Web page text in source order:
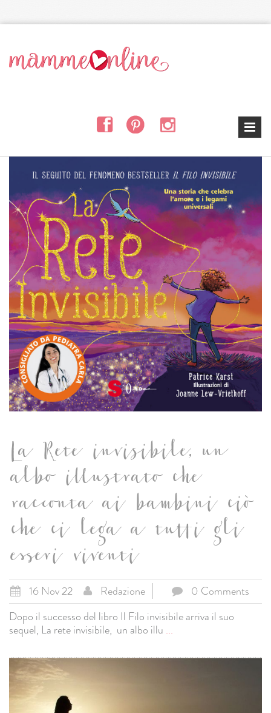
La Rete invisibile, un
albo illustrato che
racconta ai bambini ciò
che ci lega a tutti gli
esseri viventi
16 Nov 22 Redazione
0 Comments
Dopo il successo del libro Il Filo invisibile arriva il suo
sequel, La rete invisibile, un albo illu ...